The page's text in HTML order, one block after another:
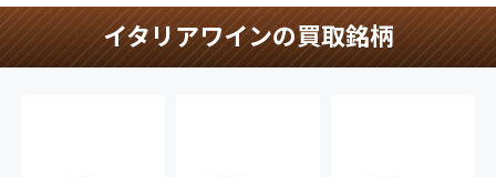
イタリアワインの買取銘柄